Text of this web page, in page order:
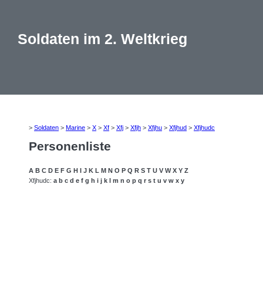
Soldaten im 2. Weltkrieg
> Soldaten > Marine > X > Xf > Xfj > Xfjh > Xfjhu > Xfjhud > Xfjhudc
Personenliste
A B C D E F G H I J K L M N O P Q R S T U V W X Y Z
Xfjhudc: a b c d e f g h i j k l m n o p q r s t u v w x y